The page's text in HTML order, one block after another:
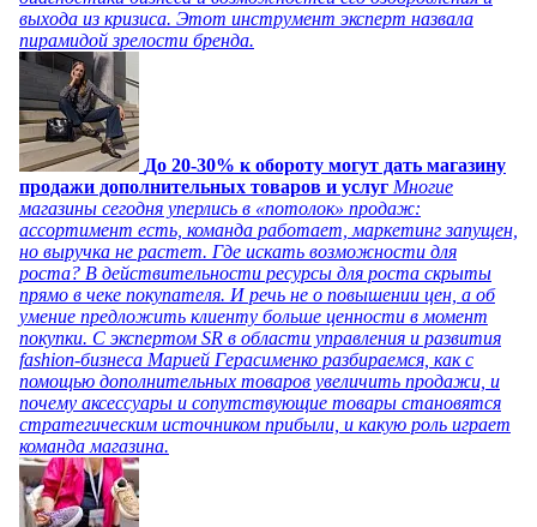
выхода из кризиса. Этот инструмент эксперт назвала
пирамидой зрелости бренда.
До 20-30% к обороту могут дать магазину
продажи дополнительных товаров и услуг Многие
магазины сегодня уперлись в «потолок» продаж:
ассортимент есть, команда работает, маркетинг запущен,
но выручка не растет. Где искать возможности для
роста? В действительности ресурсы для роста скрыты
прямо в чеке покупателя. И речь не о повышении цен, а об
умение предложить клиенту больше ценности в момент
покупки. С экспертом SR в области управления и развития
fashion-бизнеса Марией Герасименко разбираемся, как с
помощью дополнительных товаров увеличить продажи, и
почему аксессуары и сопутствующие товары становятся
стратегическим источником прибыли, и какую роль играет
команда магазина.